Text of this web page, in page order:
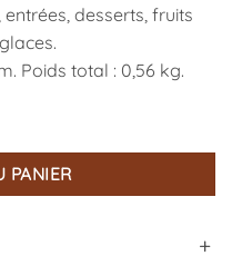
desserts, fruits
Poids total : 0,56 kg.
PANIER